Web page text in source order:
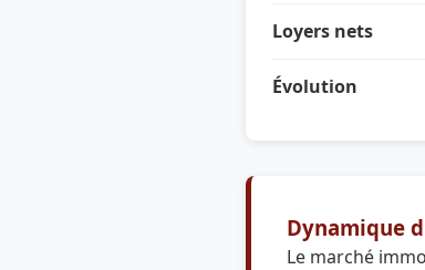
Loyers nets
Évolution
Dynamique
Le marché